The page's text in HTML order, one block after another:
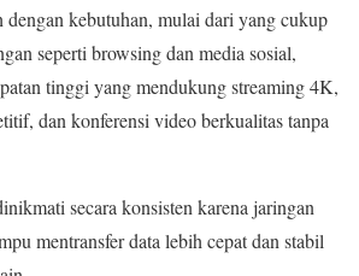
dengan kebutuhan, mulai dari yang cukup
seperti browsing dan media sosial,
tinggi yang mendukung streaming 4K,
dan konferensi video berkualitas tanpa
secara konsisten karena jaringan
mentransfer data lebih cepat dan stabil